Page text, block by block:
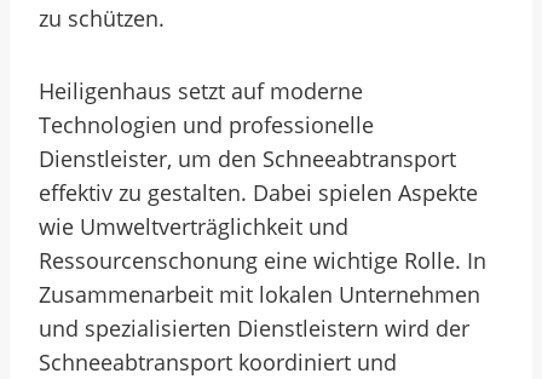
zu schützen.
Heiligenhaus setzt auf moderne
Technologien und professionelle
Dienstleister, um den Schneeabtransport
effektiv zu gestalten. Dabei spielen Aspekte
wie Umweltverträglichkeit und
Ressourcenschonung eine wichtige Rolle. In
Zusammenarbeit mit lokalen Unternehmen
und spezialisierten Dienstleistern wird der
Schneeabtransport koordiniert und